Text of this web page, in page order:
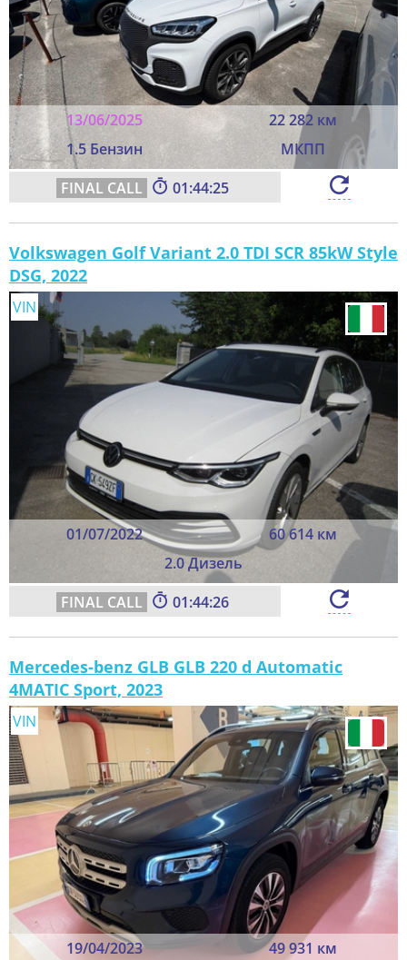
13/06/2025
22 282 км
1.5 Бензин
МКПП
01:44:23
Volkswagen Golf Variant 2.0 TDI SCR 85kW Style
DSG, 2022
01/07/2022
60 614 км
2.0 Дизель
VIN
01:44:24
Mercedes-benz GLB GLB 220 d Automatic
4MATIC Sport, 2023
19/04/2023
49 931 км
VIN